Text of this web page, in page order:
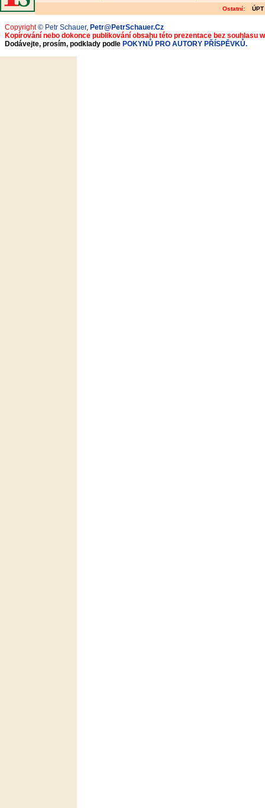
Ostatní: ÚPT
Copyright© Petr Schauer, Petr@PetrSchauer.Cz
Kopírování nebo dokonce publikování obsahu této prezentace bez souhlasu
Dodávejte, prosím, podklady podle POKYNŮ PRO AUTORY PŘÍSPĚVKŮ.